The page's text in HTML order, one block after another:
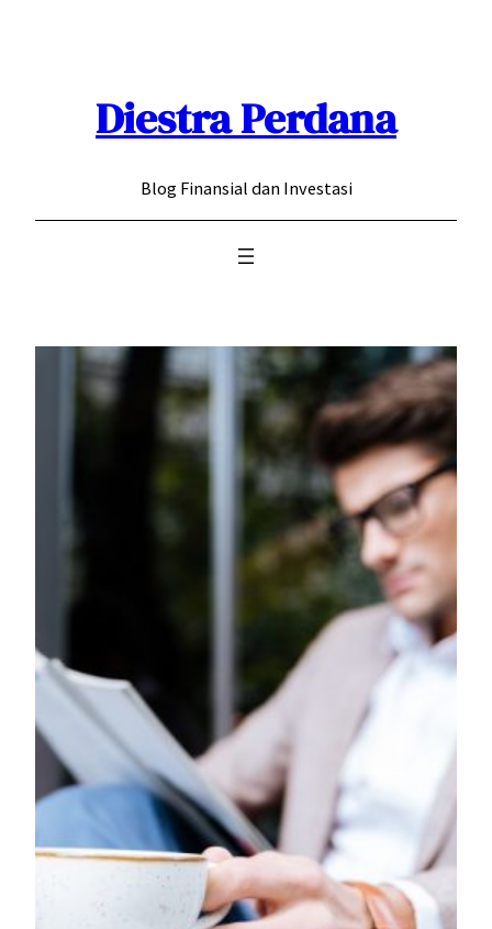
Diestra Perdana
Blog Finansial dan Investasi